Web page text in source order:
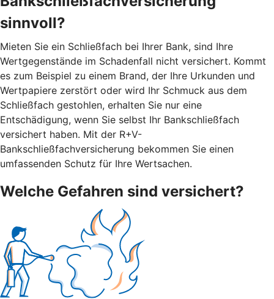
sinnvoll?
Mieten Sie ein Schließfach bei Ihrer Bank, sind Ihre
Wertgegenstände im Schadenfall nicht versichert. Kommt
es zum Beispiel zu einem Brand, der Ihre Urkunden und
Wertpapiere zerstört oder wird Ihr Schmuck aus dem
Schließfach gestohlen, erhalten Sie nur eine
Entschädigung, wenn Sie selbst Ihr Bankschließfach
versichert haben. Mit der R+V-
Bankschließfachversicherung bekommen Sie einen
umfassenden Schutz für Ihre Wertsachen.
Welche Gefahren sind versichert?